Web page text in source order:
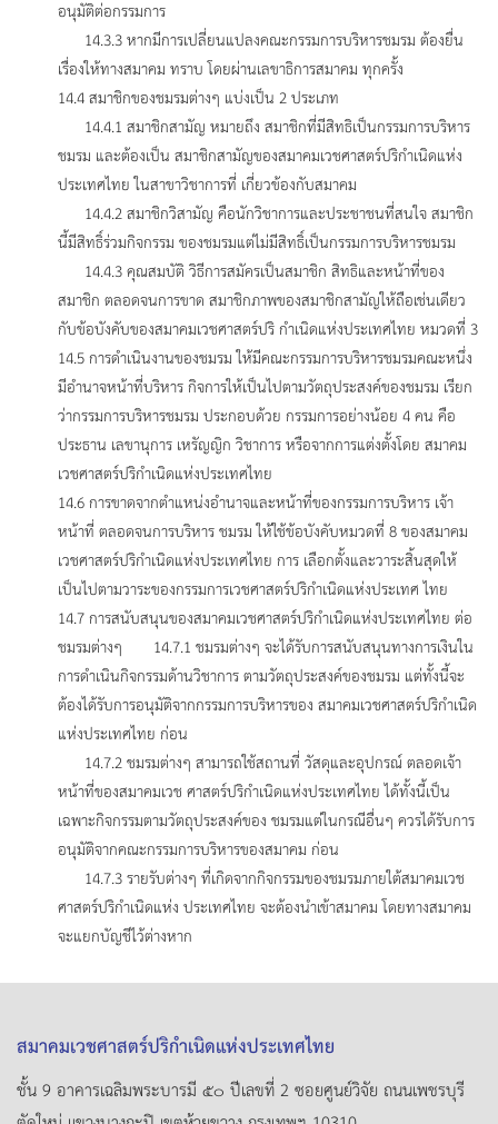
อนุมัติต่อกรรมการ
14.3.3 หากมีการเปลี่ยนแปลงคณะกรรมการบริหารชมรม ต้องยื่น
เรื่องให้ทางสมาคม ทราบ โดยผ่านเลขาธิการสมาคม ทุกครั้ง
14.4 สมาชิกของชมรมต่างๆ แบ่งเป็น 2 ประเภท
14.4.1 สมาชิกสามัญ หมายถึง สมาชิกที่มีสิทธิเป็นกรรมการบริหาร
ชมรม และต้องเป็น สมาชิกสามัญของสมาคมเวชศาสตร์ปริกำเนิดแห่ง
ประเทศไทย ในสาขาวิชาการที่ เกี่ยวข้องกับสมาคม
14.4.2 สมาชิกวิสามัญ คือนักวิชาการและประชาชนที่สนใจ สมาชิก
นี้มีสิทธิ์ร่วมกิจกรรม ของชมรมแต่ไม่มีสิทธิ์เป็นกรรมการบริหารชมรม
14.4.3 คุณสมบัติ วิธีการสมัครเป็นสมาชิก สิทธิและหน้าที่ของ
สมาชิก ตลอดจนการขาด สมาชิกภาพของสมาชิกสามัญให้ถือเช่นเดียว
กับข้อบังคับของสมาคมเวชศาสตร์ปริ กำเนิดแห่งประเทศไทย หมวดที่ 3
14.5 การดำเนินงานของชมรม ให้มีคณะกรรมการบริหารชมรมคณะหนึ่ง
มีอำนาจหน้าที่บริหาร กิจการให้เป็นไปตามวัตถุประสงค์ของชมรม เรียก
ว่ากรรมการบริหารชมรม ประกอบด้วย กรรมการอย่างน้อย 4 คน คือ
ประธาน เลขานุการ เหรัญญิก วิชาการ หรือจากการแต่งตั้งโดย สมาคม
เวชศาสตร์ปริกำเนิดแห่งประเทศไทย
14.6 การขาดจากตำแหน่งอำนาจและหน้าที่ของกรรมการบริหาร เจ้า
หน้าที่ ตลอดจนการบริหาร ชมรม ให้ใช้ข้อบังคับหมวดที่ 8 ของสมาคม
เวชศาสตร์ปริกําเนิดแห่งประเทศไทย การ เลือกตั้งและวาระสิ้นสุดให้
เป็นไปตามวาระของกรรมการเวชศาสตร์ปริกำเนิดแห่งประเทศ ไทย
14.7 การสนับสนุนของสมาคมเวชศาสตร์ปริกําเนิดแห่งประเทศไทย ต่อ
ชมรมต่างๆ 14.7.1 ชมรมต่างๆ จะได้รับการสนับสนุนทางการเงินใน
การดำเนินกิจกรรมด้านวิชาการ ตามวัตถุประสงค์ของชมรม แต่ทั้งนี้จะ
ต้องได้รับการอนุมัติจากกรรมการบริหารของ สมาคมเวชศาสตร์ปริกำเนิด
แห่งประเทศไทย ก่อน
14.7.2 ชมรมต่างๆ สามารถใช้สถานที่ วัสดุและอุปกรณ์ ตลอดเจ้า
หน้าที่ของสมาคมเวช ศาสตร์ปริกำเนิดแห่งประเทศไทย ได้ทั้งนี้เป็น
เฉพาะกิจกรรมตามวัตถุประสงค์ของ ชมรมแต่ในกรณีอื่นๆ ควรได้รับการ
อนุมัติจากคณะกรรมการบริหารของสมาคม ก่อน
14.7.3 รายรับต่างๆ ที่เกิดจากกิจกรรมของชมรมภายใต้สมาคมเวช
ศาสตร์ปริกําเนิดแห่ง ประเทศไทย จะต้องนำเข้าสมาคม โดยทางสมาคม
จะแยกบัญชีไว้ต่างหาก
สมาคมเวชศาสตร์ปริกำเนิดแห่งประเทศไทย
ชั้น 9 อาคารเฉลิมพระบารมี ๕๐ ปีเลขที่ 2 ซอยศูนย์วิจัย ถนนเพชรบุรี